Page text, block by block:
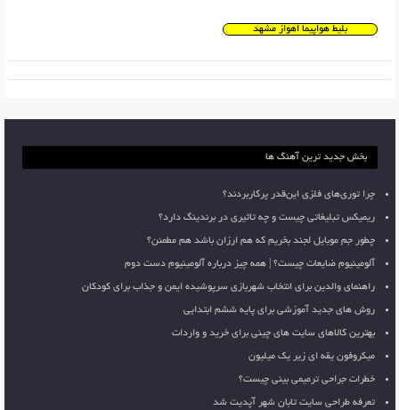
بلیط هواپیما اهواز مشهد
بخش جدید ترین آهنگ ها
چرا توری‌های فلزی این‌قدر پرکاربردند؟
ریمیکس تبلیغاتی چیست و چه تاثیری در برندینگ دارد؟
چطور جم موبایل لجند بخریم که هم ارزان باشد هم مطمئن؟
آلومینیوم ضایعات چیست؟ | همه چیز درباره آلومینیوم دست دوم
راهنمای والدین برای انتخاب شهربازی سرپوشیده ایمن و جذاب برای کودکان
روش های جدید آموزشی برای پایه ششم ابتدایی
بهترین کالاهای سایت های چینی برای خرید و واردات
میکروفون یقه ای زیر یک میلیون
خطرات جراحی ترمیمی بینی چیست؟
تعرفه طراحی سایت تابان شهر آپدیت شد